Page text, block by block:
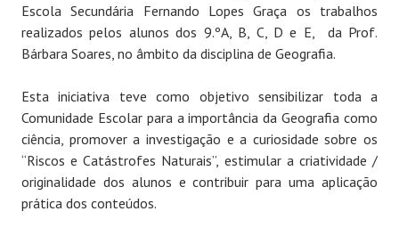
Escola Secundária Fernando Lopes Graça os trabalhos
realizados pelos alunos dos 9.ºA, B, C, D e E, da Prof.
Bárbara Soares, no âmbito da disciplina de Geografia.
Esta iniciativa teve como objetivo sensibilizar toda a
Comunidade Escolar para a importância da Geografia como
ciência, promover a investigação e a curiosidade sobre os
“Riscos e Catástrofes Naturais”, estimular a criatividade /
originalidade dos alunos e contribuir para uma aplicação
prática dos conteúdos.